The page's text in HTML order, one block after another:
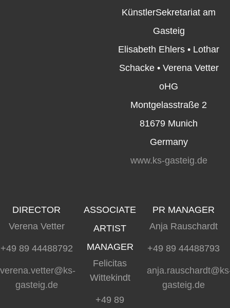
KünstlerSekretariat am
Gasteig
Elisabeth Ehlers • Lothar
Schacke • Verena Vetter
oHG
Montgelasstraße 2
81679 Munich
Germany
www.ks-gasteig.de
DIRECTOR
Verena Vetter
+49 89 44488792
verena.vetter@ks-
gasteig.de
ASSOCIATE
ARTIST
MANAGER
Felicitas
Wittekindt
+49 89
PR MANAGER
Anja Rauschardt
+49 89 44488793
gasteig.de